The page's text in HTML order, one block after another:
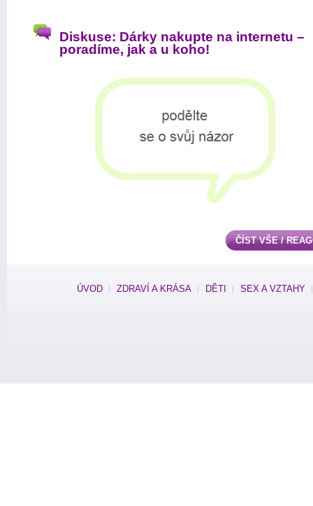
Diskuse: Dárky nakupte na internetu –
poradíme, jak a u koho!
ČÍST VŠE /
ÚVOD ZDRAVÍ A KRÁSA DĚTI SEX A VZTAHY